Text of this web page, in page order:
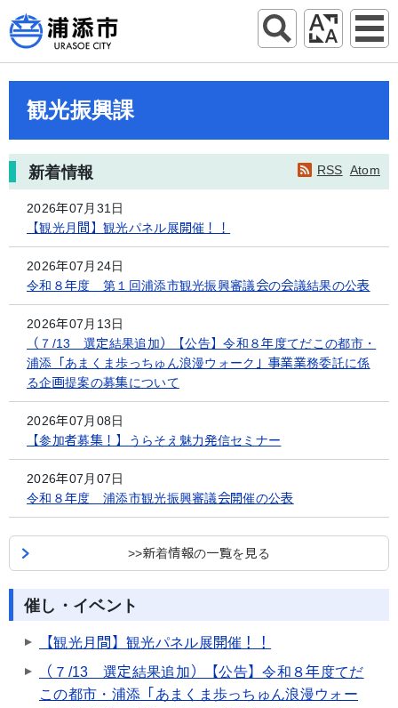
観光振興課
RSS Atom
新着情報
2026年07月31日
【観光月間】観光パネル展開催！！
2026年07月24日
令和８年度 第１回浦添市観光振興審議会の会議結果の公表
2026年07月13日
（７/13 選定結果追加）【公告】令和８年度てだこの都市・
浦添「あまくま歩っちゅん浪漫ウォーク」事業業務委託に係
る企画提案の募集について
2026年07月08日
【参加者募集！】うらそえ魅力発信セミナー
2026年07月07日
令和８年度 浦添市観光振興審議会開催の公表
>>新着情報の一覧を見る
催し・イベント
【観光月間】観光パネル展開催！！
（７/13 選定結果追加）【公告】令和８年度てだ
この都市・浦添「あまくま歩っちゅん浪漫ウォー